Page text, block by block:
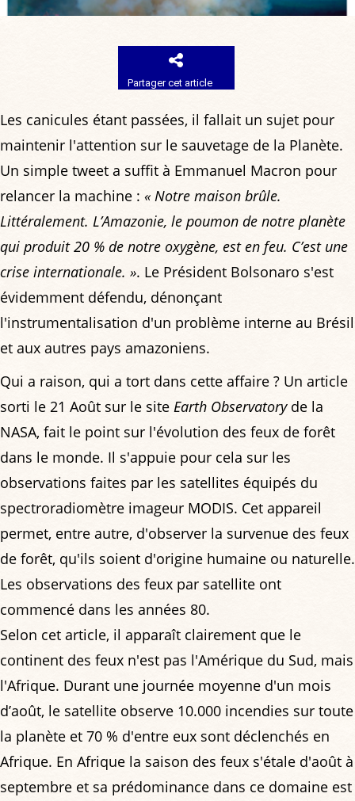
Partager cet article
Les canicules étant passées, il fallait un sujet pour
maintenir l'attention sur le sauvetage de la Planète.
Un simple tweet a suffit à Emmanuel Macron pour
relancer la machine : « Notre maison brûle.
Littéralement. L’Amazonie, le poumon de notre planète
qui produit 20 % de notre oxygène, est en feu. C’est une
crise internationale. ». Le Président Bolsonaro s'est
évidemment défendu, dénonçant
l'instrumentalisation d'un problème interne au Brésil
et aux autres pays amazoniens.
Qui a raison, qui a tort dans cette affaire ? Un article
sorti le 21 Août sur le site Earth Observatoryde la
NASA, fait le point sur l'évolution des feux de forêt
dans le monde. Il s'appuie pour cela sur les
observations faites par les satellites équipés du
spectroradiomètre imageur MODIS. Cet appareil
permet, entre autre, d'observer la survenue des feux
de forêt, qu'ils soient d'origine humaine ou naturelle.
Les observations des feux par satellite ont
commencé dans les années 80.
Selon cet article, il apparaît clairement que le
continent des feux n'est pas l'Amérique du Sud, mais
l'Afrique. Durant une journée moyenne d'un mois
d’août, le satellite observe 10.000 incendies sur toute
la planète et 70 % d'entre eux sont déclenchés en
Afrique. En Afrique la saison des feux s'étale d'août à
septembre et sa prédominance dans ce domaine est